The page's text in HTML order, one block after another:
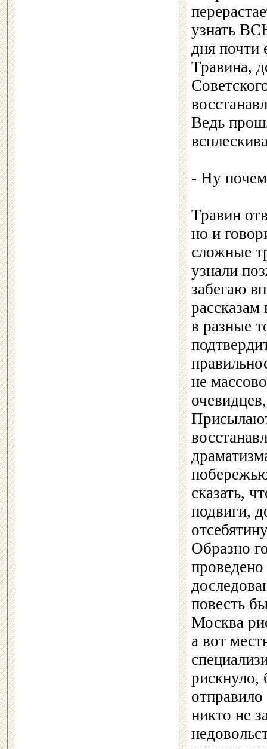
узнать
дня почти
Травина,
Ведь
- Ну
Травин
но и
сложные
узнали
забегаю
рассказам
в разные
не
сказать,
подвиги,
Образно
повесть
Москва
а вот
рискнуло,
никто не